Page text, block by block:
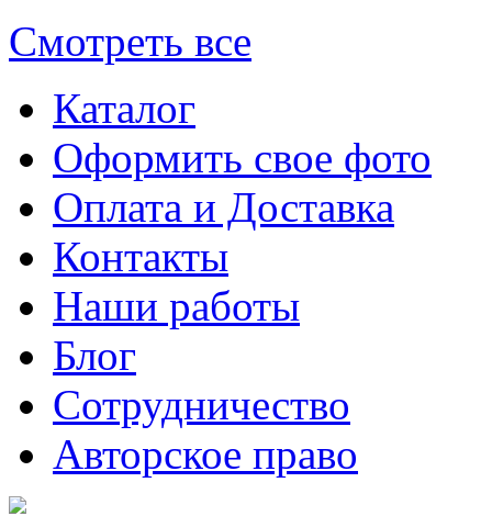
Смотреть все
Каталог
Оформить свое фото
Оплата и Доставка
Контакты
Наши работы
Блог
Сотрудничество
Авторское право